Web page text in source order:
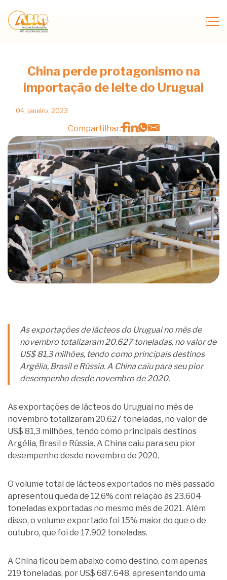
China perde protagonismo na
importação de leite do Uruguai
04, janeiro, 2023
Compartilhar:
As exportações de lácteos do Uruguai no mês de
novembro totalizaram 20.627 toneladas, no valor de
US$ 81,3 milhões, tendo como principais destinos
Argélia, Brasil e Rússia. A China caiu para seu pior
desempenho desde novembro de 2020.
As exportações de lácteos do Uruguai no mês de
novembro totalizaram 20.627 toneladas, no valor de
US$ 81,3 milhões, tendo como principais destinos
Argélia, Brasil e Rússia. A China caiu para seu pior
desempenho desde novembro de 2020.
O volume total de lácteos exportados no mês passado
apresentou queda de 12,6% com relação às 23.604
toneladas exportadas no mesmo mês de 2021. Além
disso, o volume exportado foi 15% maior do que o de
outubro, que foi de 17.902 toneladas.
A China ficou bem abaixo como destino, com apenas
219 toneladas, por US$ 687.648, apresentando uma